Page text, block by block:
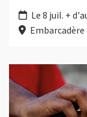
Le 8 juil. +
Embarcadère
Plus